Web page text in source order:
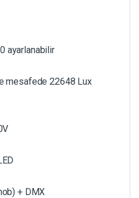
ayarlanabilir
mesafede 22648 Lux
+ DMX